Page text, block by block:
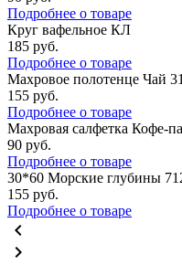
Подробнее о товаре
Круг вафельное КЛ
185 руб.
Подробнее о товаре
Махровое полотенце Чай
155 руб.
Подробнее о товаре
Махровая салфетка Кофе-
90 руб.
Подробнее о товаре
30*60 Морские глубины
155 руб.
Подробнее о товаре
chevron_left
chevron_right